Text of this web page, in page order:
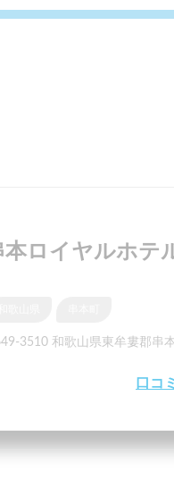
本ロイヤルホテ
3510 和歌山県東牟婁郡串
口コ